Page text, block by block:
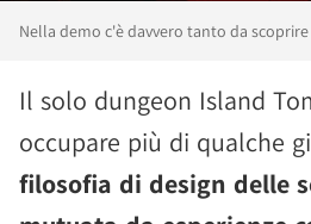
Nella demo c'è davvero tanto da scoprire
Il solo dungeon Island
occupare più di qualche
filosofia di design delle